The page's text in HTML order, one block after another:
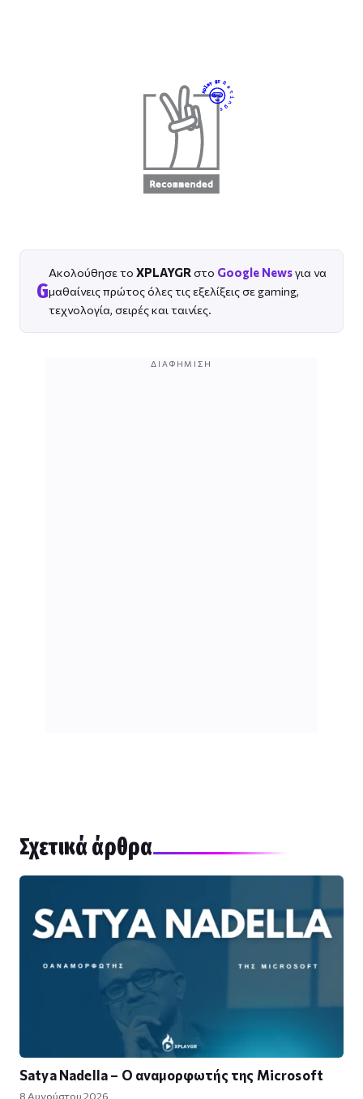
G
Ακολούθησε το XPLAYGR στο Google Newsγια να
μαθαίνεις πρώτος όλες τις εξελίξεις σε gaming,
τεχνολογία, σειρές και ταινίες.
ΔΙΑΦΉΜΙΣΗ
Σχετικά άρθρα
Satya Nadella – Ο αναμορφωτής της Microsoft
8 Αυγούστου 2026